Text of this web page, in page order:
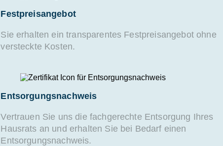
Festpreisangebot
Sie erhalten ein transparentes Festpreisangebot ohne
versteckte Kosten.
Entsorgungsnachweis
Vertrauen Sie uns die fachgerechte Entsorgung Ihres
Hausrats an und erhalten Sie bei Bedarf einen
Entsorgungsnachweis.